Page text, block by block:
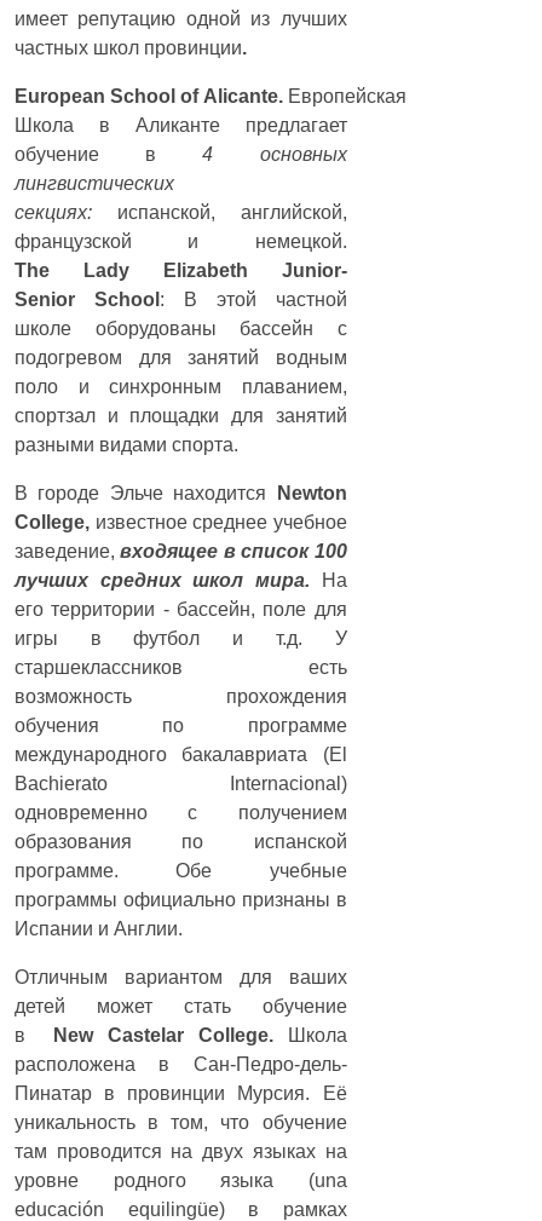
имеет репутацию одной из лучших
частных школ провинции.
European School of Alicante. Европейская
Школа в Аликанте предлагает
обучение в4 основных
лингвистических
секциях: испанской, английской,
французской и немецкой.
The
Lady Elizabeth
Junior-
Senior
School : В этой частной
школе оборудованы бассейн с
подогревом для занятий водным
поло и синхронным плаванием,
спортзал и площадки для занятий
разными видами спорта.
В городе Эльче находится
Newton
College, известное среднее учебное
заведение,входящее в список 100
лучших средних школ мира. На
его территории - бассейн, поле для
игры в футбол и т.д. У
старшеклассников есть
возможность прохождения
обучения по программе
международного бакалавриата (El
Bachierato Internacional)
одновременно с получением
образования по испанской
программе. Обе учебные
программы официально признаны в
Испании и Англии.
Отличным вариантом для ваших
детей может стать обучение
в
New Castelar College.
Школа
расположена в Сан-Педро-дель-
Пинатар в провинции Мурсия. Её
уникальность в том, что обучение
там проводится на двух языках на
уровне родного языка (una
educación equilingüe) в рамках